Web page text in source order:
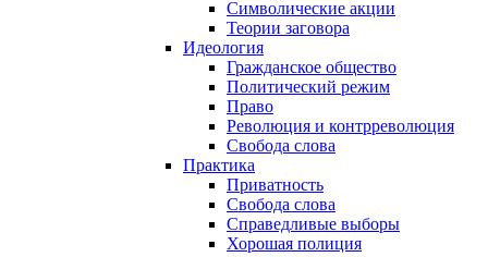
Символические акции
Теории заговора
Идеология
Гражданское общество
Политический режим
Право
Революция и контрреволюция
Свобода слова
Практика
Приватность
Свобода слова
Справедливые выборы
Хорошая полиция